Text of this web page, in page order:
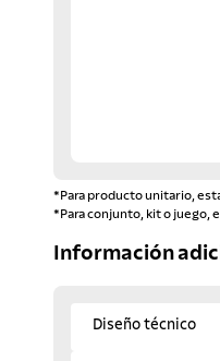
*Para producto unitario,
*Para conjunto, kit o juego,
Información
Diseño técnico